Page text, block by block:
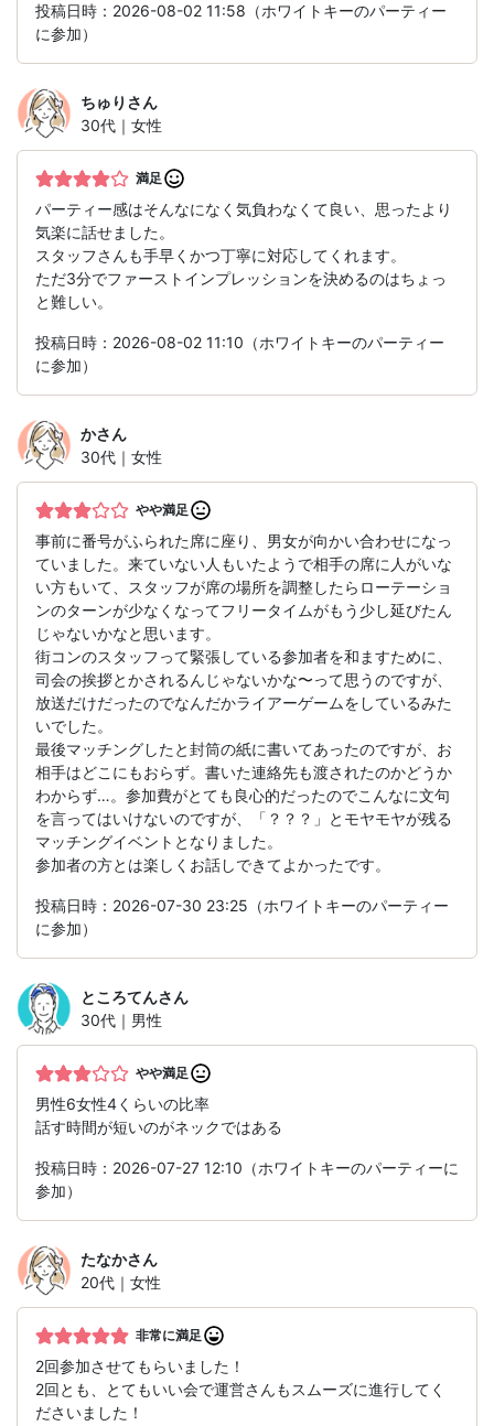
投稿日時：2026-08-02 11:58（ホワイトキーのパーティー
に参加）
ちゅり さん
30代｜女性
満足
パーティー感はそんなになく気負わなくて良い、思ったより
気楽に話せました。
スタッフさんも手早くかつ丁寧に対応してくれます。
ただ3分でファーストインプレッションを決めるのはちょっ
と難しい。
投稿日時：2026-08-02 11:10（ホワイトキーのパーティー
に参加）
かさん
30代｜女性
やや満足
事前に番号がふられた席に座り、男女が向かい合わせになっ
ていました。来ていない人もいたようで相手の席に人がいな
い方もいて、スタッフが席の場所を調整したらローテーショ
ンのターンが少なくなってフリータイムがもう少し延びたん
じゃないかなと思います。
街コンのスタッフって緊張している参加者を和ますために、
司会の挨拶とかされるんじゃないかな〜って思うのですが、
放送だけだったのでなんだかライアーゲームをしているみた
いでした。
最後マッチングしたと封筒の紙に書いてあったのですが、お
相手はどこにもおらず。書いた連絡先も渡されたのかどうか
わからず…。参加費がとても良心的だったのでこんなに文句
を言ってはいけないのですが、「？？？」とモヤモヤが残る
マッチングイベントとなりました。
参加者の方とは楽しくお話しできてよかったです。
投稿日時：2026-07-30 23:25（ホワイトキーのパーティー
に参加）
ところてんさん
30代｜男性
やや満足
男性6女性4くらいの比率
話す時間が短いのがネックではある
投稿日時：2026-07-27 12:10（ホワイトキーのパーティーに
参加）
たなかさん
20代｜女性
非常に満足
2回参加させてもらいました！
2回とも、とてもいい会で運営さんもスムーズに進行してく
ださいました！